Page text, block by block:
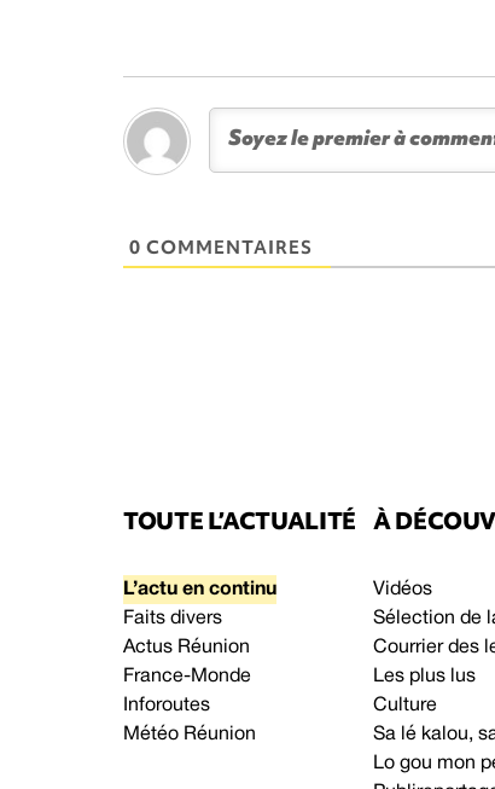
0 COMMENTAIRES
TOUTE L’ACTUALITÉ
L’actu en continu
Faits divers
Actus Réunion
France-Monde
Inforoutes
Météo Réunion
À
Vidéos
Sélection de
Courrier des
Les plus lus
Culture
Sa lé kalou,
Lo gou mon